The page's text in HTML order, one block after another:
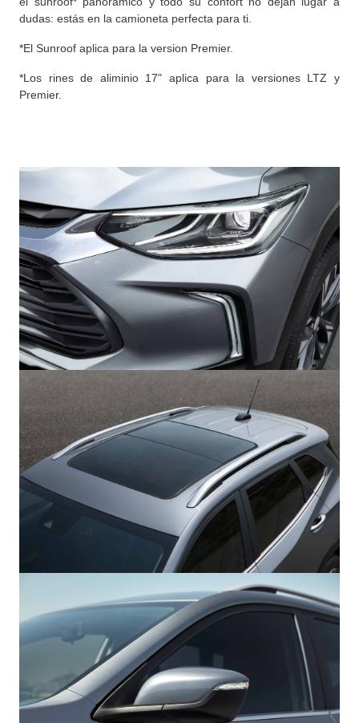
dudas: estás en la camioneta perfecta para ti.
*El Sunroof aplica para la version Premier.
*Los rines de aliminio 17" aplica para la versiones LTZ y
Premier.